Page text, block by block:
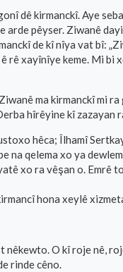
dê kirmanckî. Aye
arde pêyser. Ziwanê
de kî nîya vat bî:
rê xayînîye keme. Mi bi
ma kirmanckî mi
hîrêyine kî zazayan
hêca; Îlhamî
na qelema xo ya
xo ra vêşan o. Emrê
hona xeylê
O kî roje nê,
rinde cêno.